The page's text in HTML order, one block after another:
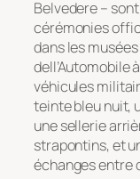
Belvedere –
cérémonies
dans les musées
dell’Automobile
véhicules
teinte bleu nuit,
une sellerie
strapontins, et
échanges entre